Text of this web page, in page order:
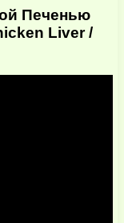
Печенью
Liver /